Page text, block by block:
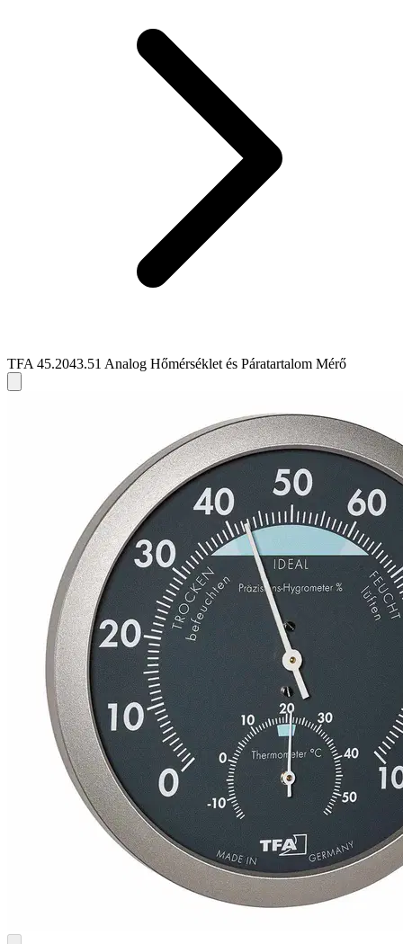
TFA 45.2043.51 Analog Hőmérséklet és Páratartalom Mérő